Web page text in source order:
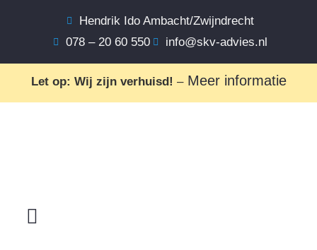
Hendrik Ido Ambacht/Zwijndrecht
078 – 20 60 550
info@skv-advies.nl
Let op: Wij zijn verhuisd! –Meer informatie